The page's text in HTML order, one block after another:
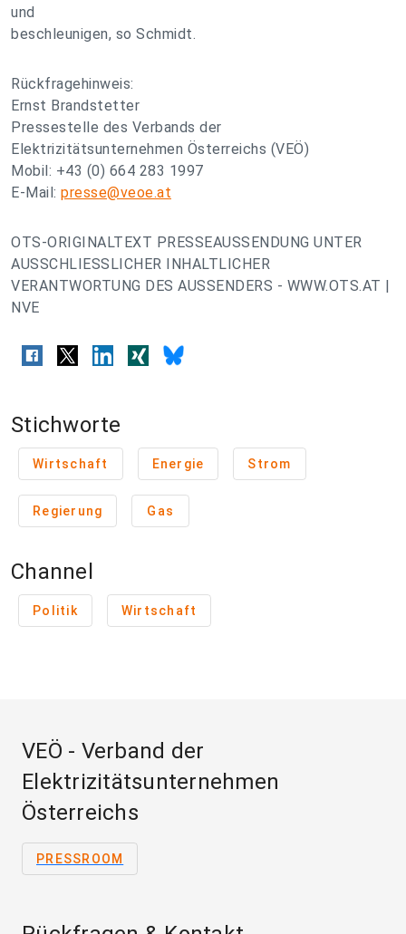
und
beschleunigen, so Schmidt.
Rückfragehinweis:
Ernst Brandstetter
Pressestelle des Verbands der
Elektrizitätsunternehmen Österreichs (VEÖ)
Mobil: +43 (0) 664 283 1997
E-Mail: presse@veoe.at
OTS-ORIGINALTEXT PRESSEAUSSENDUNG UNTER
AUSSCHLIESSLICHER INHALTLICHER
VERANTWORTUNG DES AUSSENDERS - WWW.OTS.AT |
NVE
Stichworte
Wirtschaft Energie Strom
Regierung Gas
Channel
Politik Wirtschaft
VEÖ - Verband der
Elektrizitätsunternehmen
Österreichs
PRESSROOM